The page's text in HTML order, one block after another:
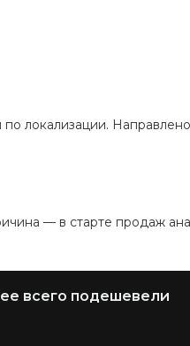
локализации.
— в старте продаж
всего подешевели